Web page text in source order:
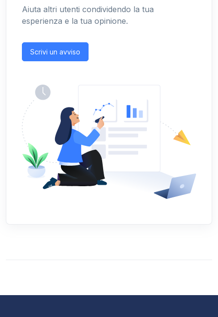
Aiuta altri utenti condividendo la tua
esperienza e la tua opinione.
Scrivi un avviso